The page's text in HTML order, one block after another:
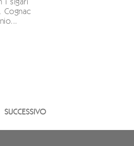
i sigari
Cognac
SUCCESSIVO